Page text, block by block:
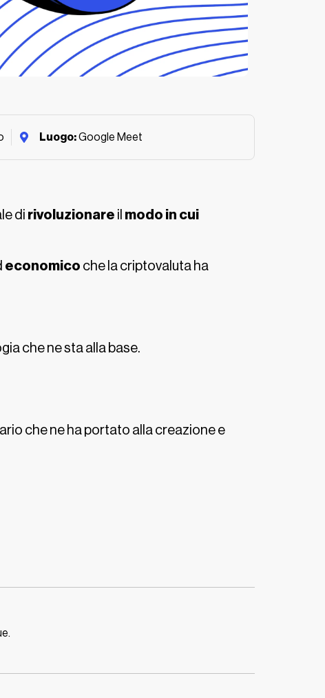
Luogo:Google Meet
di rivoluzionare il modo in cui
economico che la criptovaluta ha
che ne sta alla base.
che ne ha portato alla creazione e